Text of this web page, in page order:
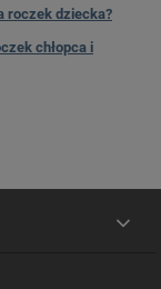
roczek dziecka?
chłopca i